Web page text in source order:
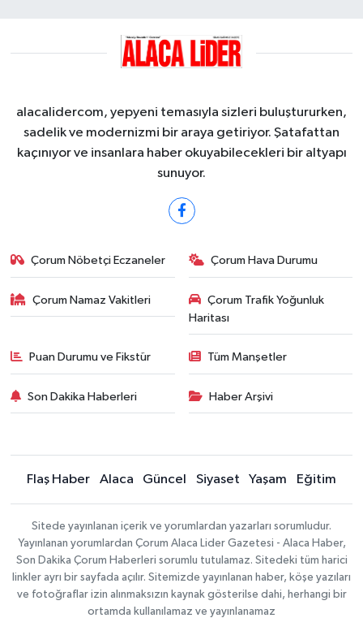
alacalidercom, yepyeni temasıyla sizleri buluştururken,
sadelik ve modernizmi bir araya getiriyor. Şatafattan
kaçınıyor ve insanlara haber okuyabilecekleri bir altyapı
sunuyor.
Çorum Nöbetçi Eczaneler Çorum Hava Durumu
Çorum Namaz Vakitleri
Çorum Trafik Yoğunluk
Haritası
Puan Durumu ve Fikstür Tüm Manşetler
Son Dakika Haberleri Haber Arşivi
Flaş Haber Alaca Güncel Siyaset Yaşam Eğitim
Sitede yayınlanan içerik ve yorumlardan yazarları sorumludur.
Yayınlanan yorumlardan Çorum Alaca Lider Gazetesi - Alaca Haber,
Son Dakika Çorum Haberleri sorumlu tutulamaz. Sitedeki tüm harici
linkler ayrı bir sayfada açılır. Sitemizde yayınlanan haber, köşe yazıları
ve fotoğraflar izin alınmaksızın kaynak gösterilse dahi, herhangi bir
ortamda kullanılamaz ve yayınlanamaz